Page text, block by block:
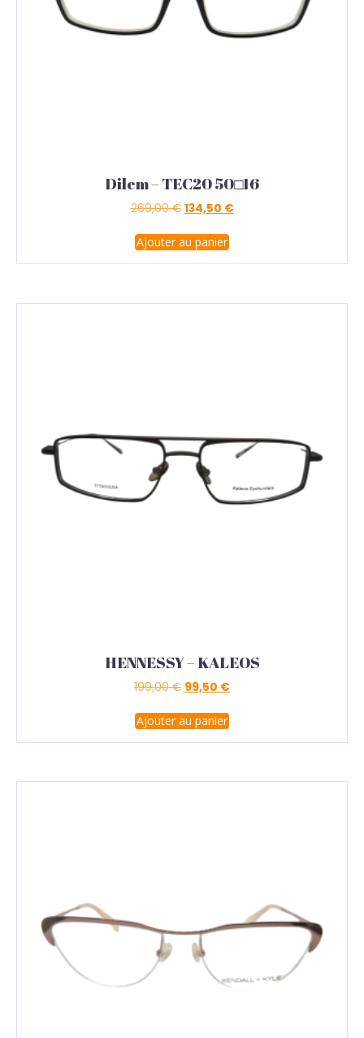
Dilem – TEC20 50□16
269,00€ 134,50 €
Ajouter au panier
HENNESSY – KALEOS
199,00€ 99,50 €
Ajouter au panier